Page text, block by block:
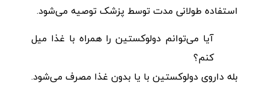
استفاده طولانی مدت توسط پزشک توصیه می‌شود.
آیا می‌توانم دولوکستین را همراه با غذا میل
کنم؟
بله داروی دولوکستین با یا بدون غذا مصرف می‌شود.